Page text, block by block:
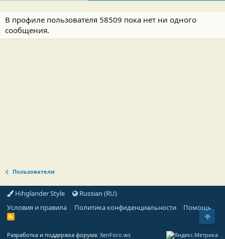
В профиле пользователя 58509 пока нет ни одного
сообщения.
Пользователи
Hihglander Style
Russian (RU)
Условия и правила
Политика конфиденциальности Помощь
R
Разработка и поддержка форума: XenForo.ws